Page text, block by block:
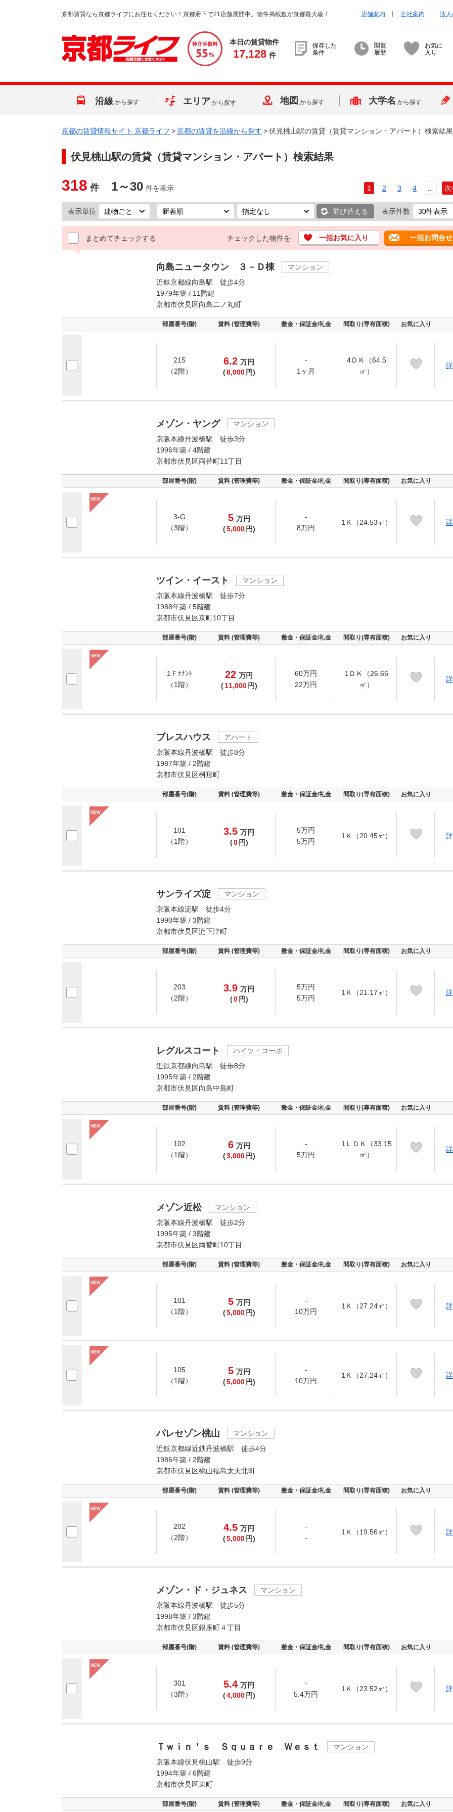
京都賃貸なら京都ライフにお任せください！京都府下で21店舗展開中。物件掲載数が京都最大級！ 店舗案内 会社案内 法
本日の賃貸物件
17,128 件
保存した
条件
閲覧
履歴
お気に
入り
沿線 から探す エリア から探す 地図 から探す 大学名 から探す
京都の賃貸情報サイト 京都ライフ >京都の賃貸を沿線から探す >伏見桃山駅の賃貸（賃貸マンション・アパート）検索結果
伏見桃山駅の賃貸（賃貸マンション・アパート）検索結果
318 件 1～30 件を表示 1 2 3 4
表示単位 並び替える 表示件数
まとめてチェックする チェックした物件を 一括お気に入り 一括お問合せ
向島ニュータウン ３－Ｄ棟
マンション
近鉄京都線向島駅 徒歩4分
1979年築 / 11階建
京都市伏見区向島二ノ丸町
部屋番号(階) 賃料 (管理費等) 敷金・保証金/礼金 間取り(専有面積) お気に入り
215
（2階）
6.2 万円
(8,000 円)
-
1ヶ月
4ＤＫ（64.5
㎡）
メゾン・ヤング
マンション
京阪本線丹波橋駅 徒歩3分
1996年築 / 4階建
京都市伏見区両替町11丁目
部屋番号(階) 賃料 (管理費等) 敷金・保証金/礼金 間取り(専有面積) お気に入り
3-G
（3階）
5 万円
(5,000 円)
-
8万円
1Ｋ（24.53㎡）
ツイン・イースト
マンション
京阪本線丹波橋駅 徒歩7分
1988年築 / 5階建
京都市伏見区京町10丁目
部屋番号(階) 賃料 (管理費等) 敷金・保証金/礼金 間取り(専有面積) お気に入り
1Ｆﾃﾅﾝﾄ
（1階）
22 万円
( 11,000 円)
60万円
22万円
1ＤＫ（26.66
㎡）
ブレスハウス
アパート
京阪本線丹波橋駅 徒歩8分
1987年築 / 2階建
京都市伏見区桝形町
部屋番号(階) 賃料 (管理費等) 敷金・保証金/礼金 間取り(専有面積) お気に入り
101
（1階）
3.5 万円
(0 円)
5万円
5万円
1Ｋ（20.45㎡）
サンライズ淀
マンション
京阪本線淀駅 徒歩4分
1990年築 / 3階建
京都市伏見区淀下津町
部屋番号(階) 賃料 (管理費等) 敷金・保証金/礼金 間取り(専有面積) お気に入り
203
（2階）
3.9 万円
(0 円)
5万円
5万円
1Ｋ（21.17㎡）
レグルスコート
ハイツ・コーポ
近鉄京都線向島駅 徒歩8分
1995年築 / 2階建
京都市伏見区向島中島町
部屋番号(階) 賃料 (管理費等) 敷金・保証金/礼金 間取り(専有面積) お気に入り
102
（1階）
6 万円
(3,000 円)
-
5万円
1ＬＤＫ（33.15
㎡）
メゾン近松
マンション
京阪本線丹波橋駅 徒歩2分
1995年築 / 3階建
京都市伏見区両替町10丁目
部屋番号(階) 賃料 (管理費等) 敷金・保証金/礼金 間取り(専有面積) お気に入り
101
（1階）
5 万円
(5,000 円)
-
10万円
1Ｋ（27.24㎡）
105
（1階）
5 万円
(5,000 円)
-
10万円
1Ｋ（27.24㎡）
パレセゾン桃山
マンション
近鉄京都線近鉄丹波橋駅 徒歩4分
1986年築 / 2階建
京都市伏見区桃山福島太夫北町
部屋番号(階) 賃料 (管理費等) 敷金・保証金/礼金 間取り(専有面積) お気に入り
202
（2階）
4.5 万円
(5,000 円)
-
-
1Ｋ（19.56㎡）
メゾン・ド・ジュネス
マンション
京阪本線丹波橋駅 徒歩5分
1998年築 / 3階建
京都市伏見区銀座町４丁目
部屋番号(階) 賃料 (管理費等) 敷金・保証金/礼金 間取り(専有面積) お気に入り
301
（3階）
5.4 万円
(4,000 円)
-
5.4万円
1Ｋ（23.52㎡）
Ｔｗｉｎ＇ｓ Ｓｑｕａｒｅ Ｗｅｓｔ
マンション
京阪本線伏見桃山駅 徒歩9分
1994年築 / 6階建
京都市伏見区東町
部屋番号(階) 賃料 (管理費等) 敷金・保証金/礼金 間取り(専有面積) お気に入り